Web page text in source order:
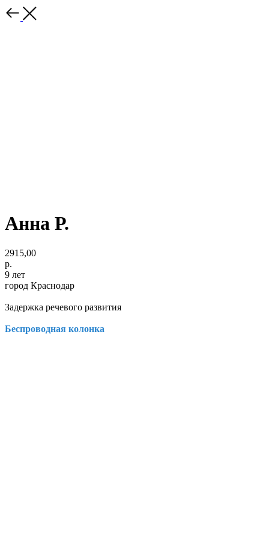
Анна Р.
2915,00
р.
9 лет
город Краснодар
Задержка речевого развития
Беспроводная колонка